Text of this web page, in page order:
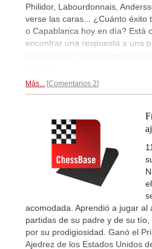
Philidor, Labourdonnais,
verse las caras... ¿Cuánto éxito
o Capablanca hoy en día? Está
encontrar una respuesta a una
Más... Comentarios 2
acomodada. Aprendió a jugar al
partidas de su padre y de su
por su prodigiosidad. Ganó el
Ajedrez de los Estados Unidos